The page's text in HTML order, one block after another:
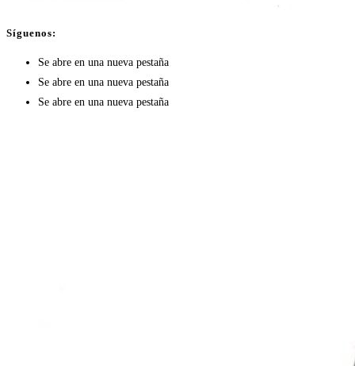
Síguenos:
Se abre en una nueva pestaña
Se abre en una nueva pestaña
Se abre en una nueva pestaña